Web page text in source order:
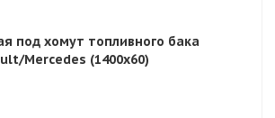
под хомут топливного бака
Mercedes (1400х60)